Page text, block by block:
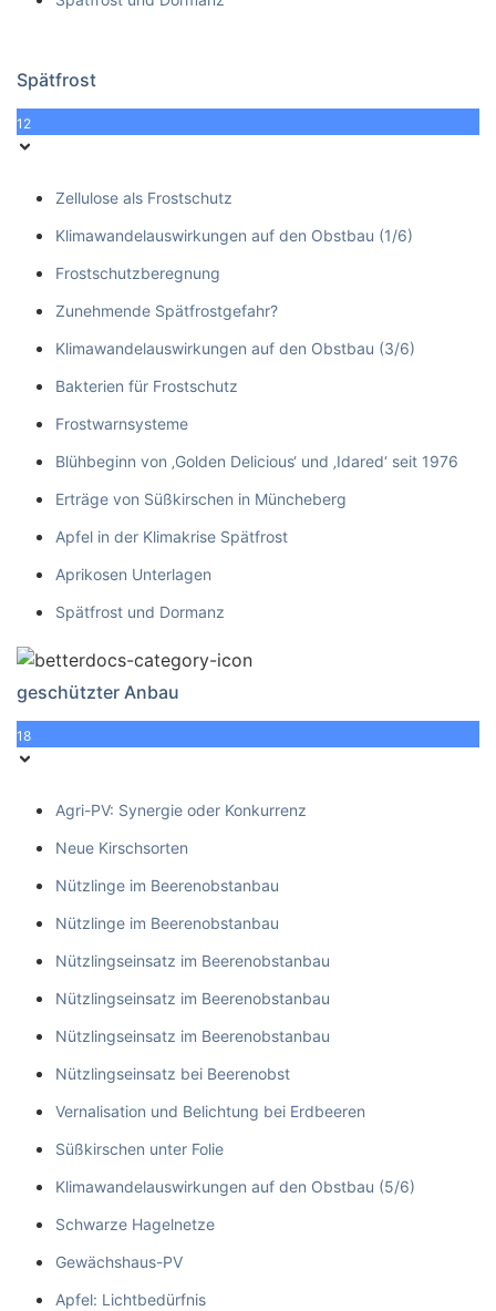
Spätfrost
12
Zellulose als Frostschutz
Klimawandelauswirkungen auf den Obstbau (1/6)
Frostschutzberegnung
Zunehmende Spätfrostgefahr?
Klimawandelauswirkungen auf den Obstbau (3/6)
Bakterien für Frostschutz
Frostwarnsysteme
Blühbeginn von ‚Golden Delicious‘ und ‚Idared‘ seit 1976
Erträge von Süßkirschen in Müncheberg
Apfel in der Klimakrise Spätfrost
Aprikosen Unterlagen
Spätfrost und Dormanz
geschützter Anbau
18
Agri-PV: Synergie oder Konkurrenz
Neue Kirschsorten
Nützlinge im Beerenobstanbau
Nützlinge im Beerenobstanbau
Nützlingseinsatz im Beerenobstanbau
Nützlingseinsatz im Beerenobstanbau
Nützlingseinsatz im Beerenobstanbau
Nützlingseinsatz bei Beerenobst
Vernalisation und Belichtung bei Erdbeeren
Süßkirschen unter Folie
Klimawandelauswirkungen auf den Obstbau (5/6)
Schwarze Hagelnetze
Gewächshaus-PV
Apfel: Lichtbedürfnis